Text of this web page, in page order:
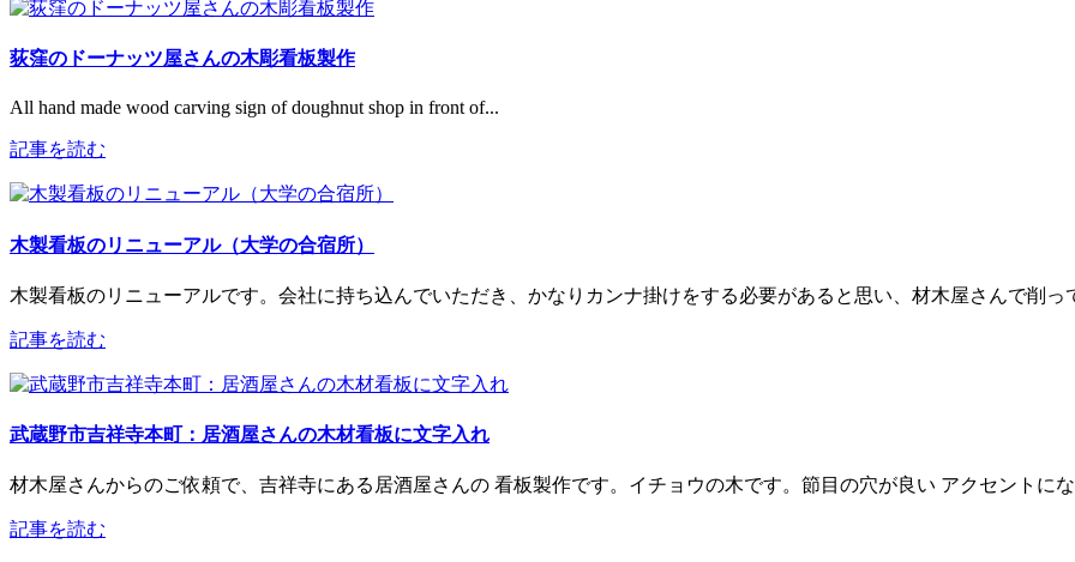
荻窪のドーナッツ屋さんの木彫看板製作
All hand made wood carving sign of doughnut shop in front of...
記事を読む
木製看板のリニューアル（大学の合宿所）
木製看板のリニューアルです。会社に持ち込んでいただき、かなりカンナ掛けをする必要があると思い、材木屋さんで削っ
記事を読む
武蔵野市吉祥寺本町：居酒屋さんの木材看板に文字入れ
材木屋さんからのご依頼で、吉祥寺にある居酒屋さんの 看板製作です。イチョウの木です。節目の穴が良い アクセントに
記事を読む